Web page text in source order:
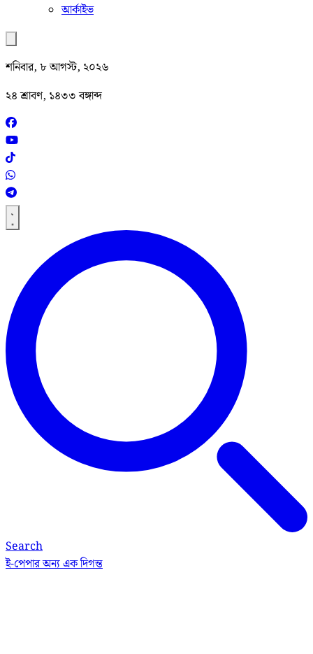
আর্কাইভ
শনিবার, ৮ আগস্ট, ২০২৬
২৪ শ্রাবণ, ১৪৩৩ বঙ্গাব্দ
Search
ই-পেপারঅন্য এক দিগন্ত